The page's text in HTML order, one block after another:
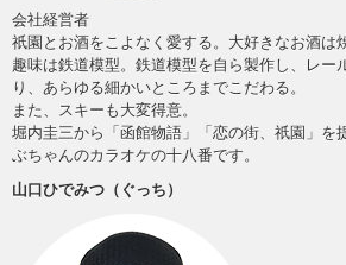
会社経営者
祇園とお酒をこよなく愛する。大好きなお酒は
趣味は鉄道模型。鉄道模型を自ら製作し、レー
り、あらゆる細かいところまでこだわる。
また、スキーも大変得意。
堀内圭三から「函館物語」「恋の街、祇園」を
ぶちゃんのカラオケの十八番です。
山口ひでみつ（ぐっち）